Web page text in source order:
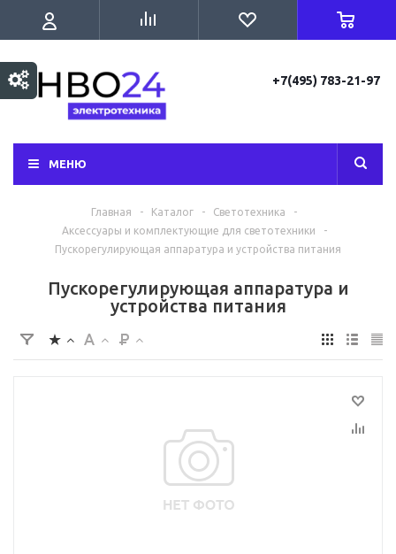
+7(495) 783-21-97
МЕНЮ
Главная - Каталог - Светотехника
-
Аксессуары и комплектующие для светотехники
-
Пускорегулирующая аппаратура и устройства питания
Пускорегулирующая аппаратура и
устройства питания